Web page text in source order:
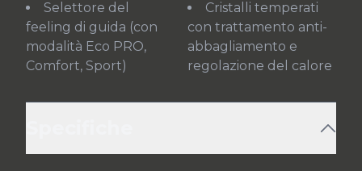
Selettore del
feeling di guida (con
modalità Eco PRO,
Comfort, Sport)
Cristalli temperati
con trattamento anti-
abbagliamento e
regolazione del calore